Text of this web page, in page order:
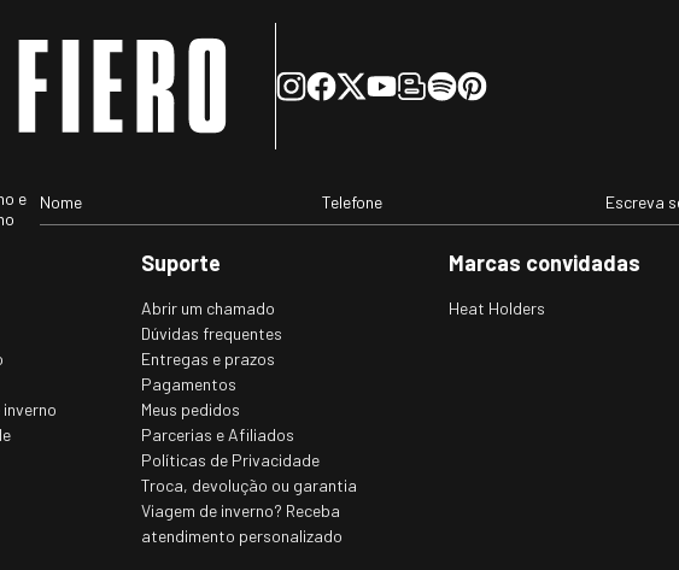
e
Suporte
Abrir um chamado
Dúvidas frequentes
Entregas e prazos
Pagamentos
Meus pedidos
Parcerias e Afiliados
Políticas de Privacidade
Troca, devolução ou garantia
Viagem de inverno? Receba
atendimento personalizado
Marcas convidadas
Heat Holders